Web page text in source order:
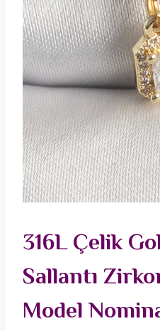
316L Çelik
Sallantı
Model